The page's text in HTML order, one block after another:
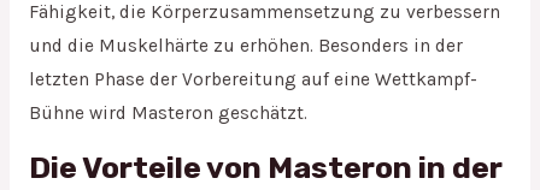
Fähigkeit, die Körperzusammensetzung zu verbessern
und die Muskelhärte zu erhöhen. Besonders in der
letzten Phase der Vorbereitung auf eine Wettkampf-
Bühne wird Masteron geschätzt.
Die Vorteile von Masteron in der